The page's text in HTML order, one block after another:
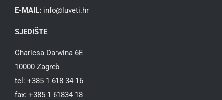
E-MAIL: info@luveti.hr
SJEDIŠTE
Charlesa Darwina 6E
10000 Zagreb
tel: +385 1 618 34 16
fax: +385 1 61834 18